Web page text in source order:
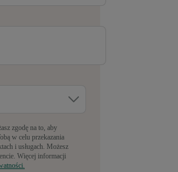
zgodę na to, aby
w celu przekazania
i usługach. Możesz
Więcej informacji